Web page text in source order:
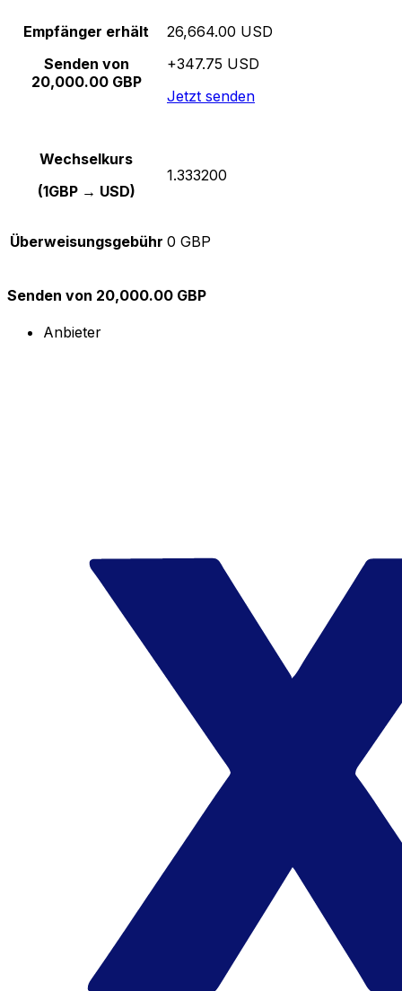
Empfänger erhält
Senden von
20,000.00 GBP
26,664.00 USD
+347.75 USD
Jetzt senden
Wechselkurs
(1GBP → USD)
1.333200
Überweisungsgebühr 0 GBP
Senden von 20,000.00 GBP
Anbieter